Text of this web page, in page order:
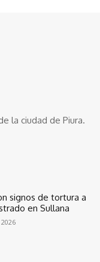
la ciudad de Piura.
signos de tortura a
en Sullana